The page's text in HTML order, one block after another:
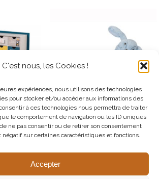
C'est nous, les Cookies !
expériences, nous utilisons des technologies
pour stocker et/ou accéder aux informations des
à ces technologies nous permettra de traiter
le comportement de navigation ou les ID uniques
ne pas consentir ou de retirer son consentement
négatif sur certaines caractéristiques et fonctions.
Accepter
– Les
Tartine et Chocolat – Doudou
39,95€